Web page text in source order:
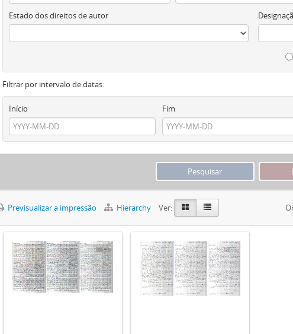
Estado dos direitos de autor
Filtrar por intervalo de datas:
Início
Fim
Previsualizar a impressão Hierarchy Ver: